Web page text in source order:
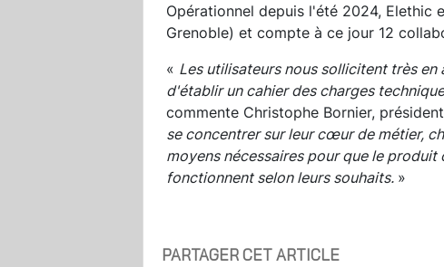
Opérationnel depuis l'été 2024, Elethic
Grenoble) et compte à ce jour 12
« Les utilisateurs nous sollicitent très
d'établir un cahier des charges
commente Christophe Bornier,
se concentrer sur leur cœur de métier,
moyens nécessaires pour que le
fonctionnent selon leurs souhaits. »
PARTAGER CET ARTICLE